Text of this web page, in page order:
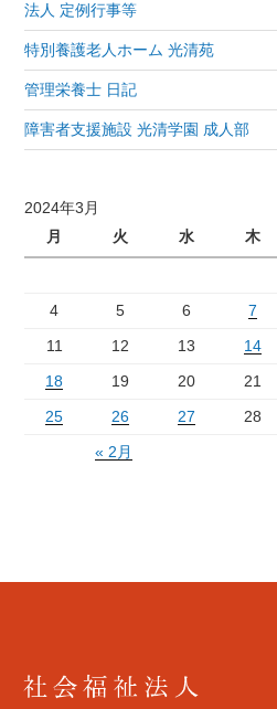
法人 定例行事等
特別養護老人ホーム 光清苑
管理栄養士 日記
障害者支援施設 光清学園 成人部
2024年3月
月
火 水 木
4
5 6 7
11
12 13 14
18
19 20 21
25
26 27 28
« 2月